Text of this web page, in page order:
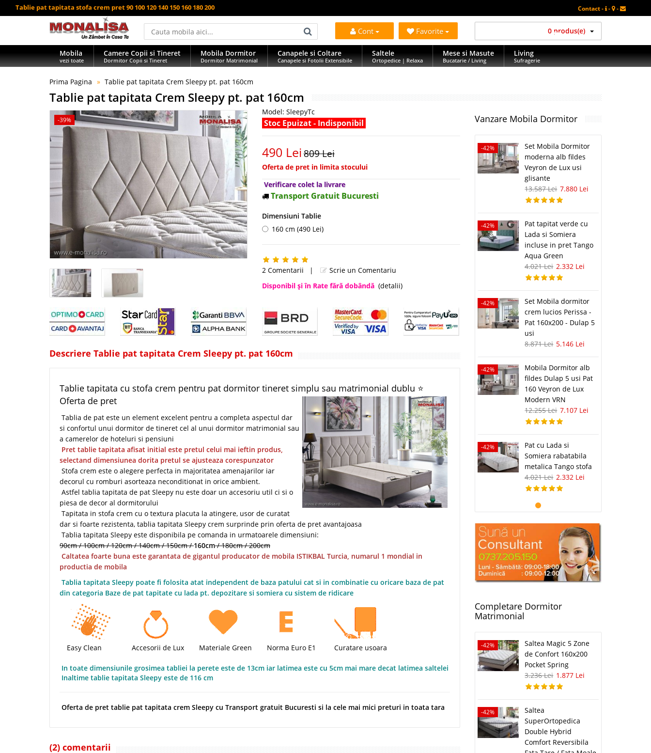
Tablie pat tapitata stofa crem pret 90 100 120 140 150 160 180 200 Contact - - -
Cont Favorite 0 produs(e)
Mobila
vezi toate
Camere Copii si Tineret
Dormitor Copii si Tineret
Mobila Dormitor
Dormitor Matrimonial
Canapele si Coltare
Canapele si Fotolii Extensibile
Saltele
Ortopedice | Relaxa
Mese si Masute
Bucatarie / Living
Living
Sufragerie
Prima Pagina Tablie pat tapitata Crem Sleepy pt. pat 160cm
Tablie pat tapitata Crem Sleepy pt. pat 160cm
-39%
Model: SleepyTc
Stoc Epuizat - Indisponibil
490 Lei809 Lei
Oferta de pret in limita stocului
Verificare colet la livrare
Transport Gratuit Bucuresti
Dimensiuni Tablie
160 cm (490 Lei)
2 Comentarii |
Scrie un Comentariu
Disponibil şi în Rate fără dobândă (detalii)
Descriere Tablie pat tapitata Crem Sleepy pt. pat 160cm
Tablie tapitata cu stofa crem pentru pat dormitor tineret simplu sau matrimonial dublu ⭐
Oferta de pret
Tablia de pat este un element excelent pentru a completa aspectul dar
si confortul unui dormitor de tineret cel al unui dormitor matrimonial sau
a camerelor de hoteluri si pensiuni
Pret tablie tapitata afisat initial este pretul celui mai ieftin produs,
selectand dimensiunea dorita pretul se ajusteaza corespunzator
Stofa crem este o alegere perfecta in majoritatea amenajarilor iar
decorul cu romburi asorteaza neconditionat in orice ambient.
Astfel tablia tapitata de pat Sleepy nu este doar un accesoriu util ci si o
piesa de decor al dormitorului
Tapitata in stofa crem cu o textura placuta la atingere, usor de curatat
dar si foarte rezistenta, tablia tapitata Sleepy crem surprinde prin oferta de pret avantajoasa
Tablia tapitata Sleepy este disponibila pe comanda in urmatoarele dimensiuni:
90cm / 100cm / 120cm / 140cm / 150cm /160cm/ 180cm / 200cm
Caltatea foarte buna este garantata de gigantul producator de mobila ISTIKBAL Turcia, numarul 1 mondial in
productia de mobila
Tablia tapitata Sleepy poate fi folosita atat independent de baza patului cat si in combinatie cu oricare baza de pat
din categoria Baze de pat tapitate cu lada pt. depozitare si somiera cu sistem de ridicare
Easy Clean Accesorii de Lux Materiale Green Norma Euro E1 Curatare usoara
In toate dimensiunile grosimea tabliei la perete este de 13cm iar latimea este cu 5cm mai mare decat latimea saltelei
Inaltime tablie tapitata Sleepy este de 116 cm
Oferta de pret tablie pat tapitata crem Sleepy cu Transport gratuit Bucuresti si la cele mai mici preturi in toata tara
(2) comentarii
Vanzare Mobila Dormitor
-42%
Set Mobila Dormitor
moderna alb fildes
Veyron de Lux usi
glisante
13.587 Lei 7.880 Lei
-42%
Pat tapitat verde cu
Lada si Somiera
incluse in pret Tango
Aqua Green
4.021 Lei 2.332 Lei
-42%
Set Mobila dormitor
crem lucios Perissa -
Pat 160x200 - Dulap 5
usi
8.871 Lei 5.146 Lei
-42%
Mobila Dormitor alb
fildes Dulap 5 usi Pat
160 Veyron de Lux
Modern VRN
12.255 Lei 7.107 Lei
-42%
Pat cu Lada si
Somiera rabatabila
metalica Tango stofa
4.021 Lei 2.332 Lei
Completare Dormitor
Matrimonial
-42%
Saltea Magic 5 Zone
de Confort 160x200
Pocket Spring
3.236 Lei 1.877 Lei
-42%
Saltea
SuperOrtopedica
Double Hybrid
Comfort Reversibila